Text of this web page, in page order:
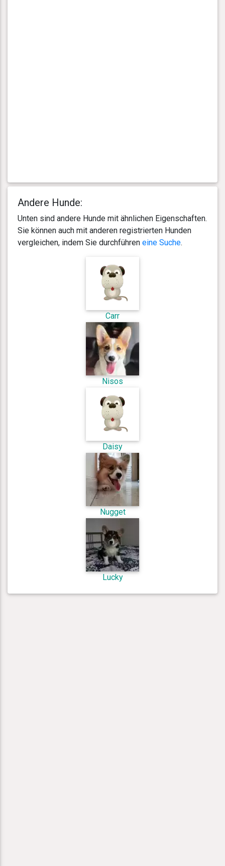
Andere Hunde:
Unten sind andere Hunde mit ähnlichen Eigenschaften.
Sie können auch mit anderen registrierten Hunden
vergleichen, indem Sie durchführen eine Suche.
Carr
Nisos
Daisy
Nugget
Lucky